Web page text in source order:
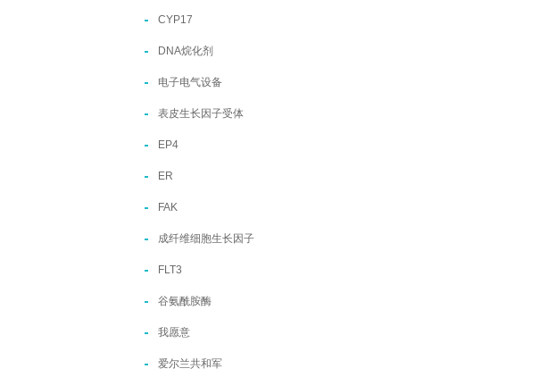
CYP17
DNA烷化剂
电子电气设备
表皮生长因子受体
EP4
ER
FAK
成纤维细胞生长因子
FLT3
谷氨酰胺酶
我愿意
爱尔兰共和军